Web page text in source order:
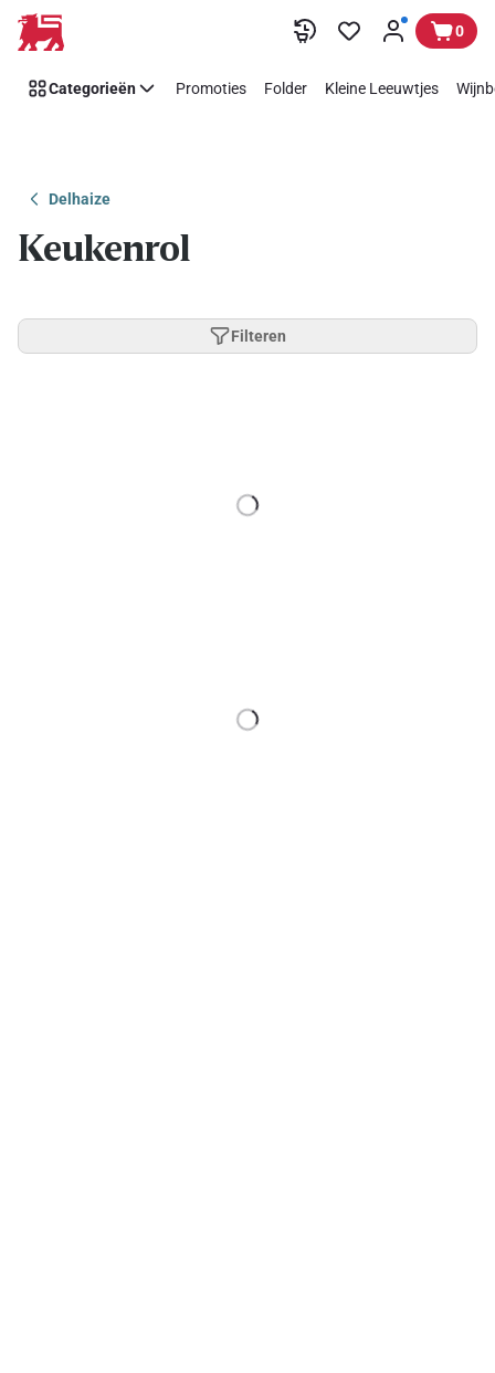
Overslaan 0
Categorieën Promoties Folder Kleine Leeuwtjes
Delhaize
Keukenrol
Filteren